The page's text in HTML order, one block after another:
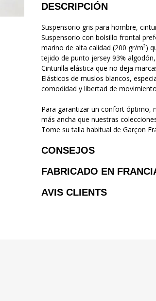
DESCRIPCIÓN
Suspensorio gris para hombre,
Suspensorio con bolsillo frontal
marino de alta calidad (200 gr/m²)
tejido de punto jersey 93%
Cinturilla elástica que no deja
Elásticos de muslos blancos,
comodidad y libertad de
Para garantizar un confort óptimo,
más ancha que nuestras
Tome su talla habitual de Garçon
CONSEJOS
FABRICADO EN
AVIS CLIENTS